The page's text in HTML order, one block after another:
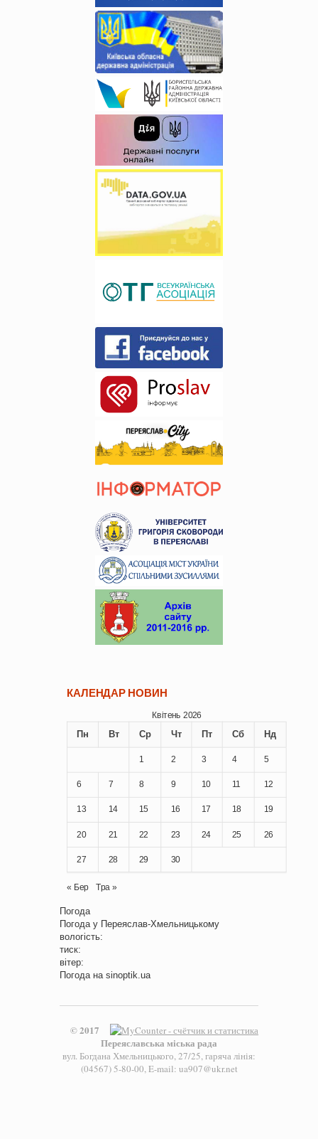
КАЛЕНДАР НОВИН
Квітень 2026
Пн Вт Ср Чт Пт Сб Нд
1 2 3 4 5
6 7 8 9 10 11 12
13 14 15 16 17 18 19
20 21 22 23 24 25 26
27 28 29 30
« Бер Тра »
Погода
Погода у Переяслав-Хмельницькому
вологість:
тиск:
вітер:
Погода на sinoptik.ua
© 2017
Переяславська міська рада
вул. Богдана Хмельницького, 27/25, гаряча лінія:
(04567) 5-80-00, E-mail: ua907@ukr.net